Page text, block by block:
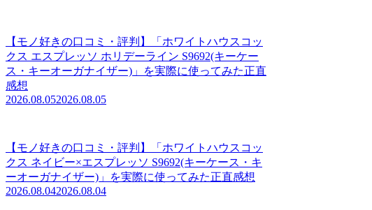
【モノ好きの口コミ・評判】「ホワイトハウスコッ
クス エスプレッソ ホリデーライン S9692(キーケー
ス・キーオーガナイザー)」を実際に使ってみた正直
感想
2026.08.052026.08.05
【モノ好きの口コミ・評判】「ホワイトハウスコッ
クス ネイビー×エスプレッソ S9692(キーケース・キ
ーオーガナイザー)」を実際に使ってみた正直感想
2026.08.042026.08.04